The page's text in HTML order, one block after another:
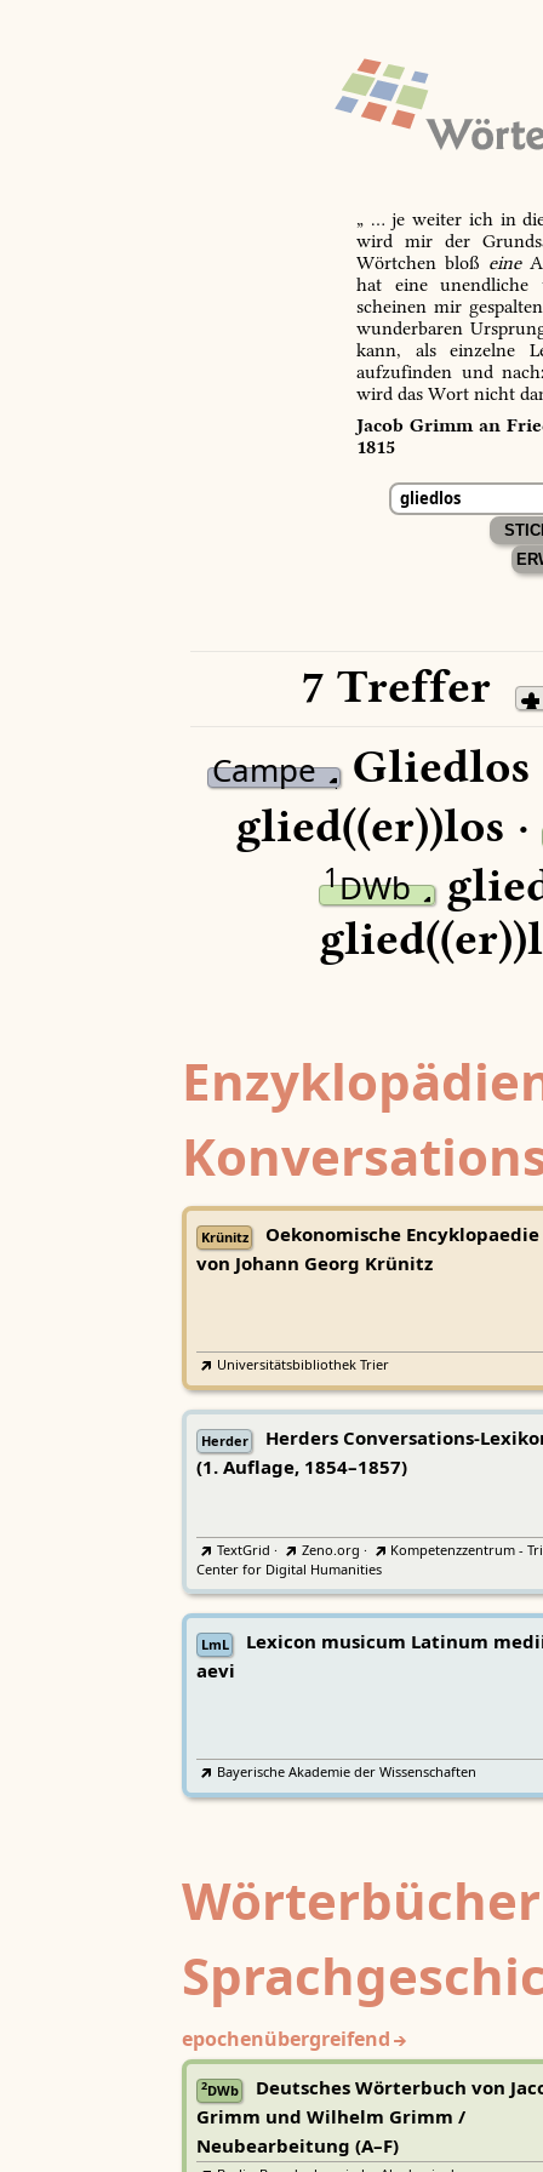
„ … je weiter ich in
wird mir der
Wörtchen bloß eine
hat eine unendliche
scheinen mir
wunderbaren
kann, als einzelne
aufzufinden und
wird das Wort nicht
Jacob Grimm an
1815
7 Treffer
Campe Gliedlos
glied((er))los ·
1DWb
Krünitz
Oekonomische Encyklopaedie
von Johann Georg Krünitz
Universitätsbibliothek Trier
Herder
Herders Conversations-
(1. Auflage, 1854–1857)
TextGrid · Zeno.org ·
Kompetenzzentrum -
Center for Digital Humanities
LmL
Lexicon musicum Latinum
aevi
Bayerische Akademie der Wissenschaften
epochenübergreifend
2DWb
Deutsches Wörterbuch von
Grimm und Wilhelm Grimm /
Neubearbeitung (A–F)